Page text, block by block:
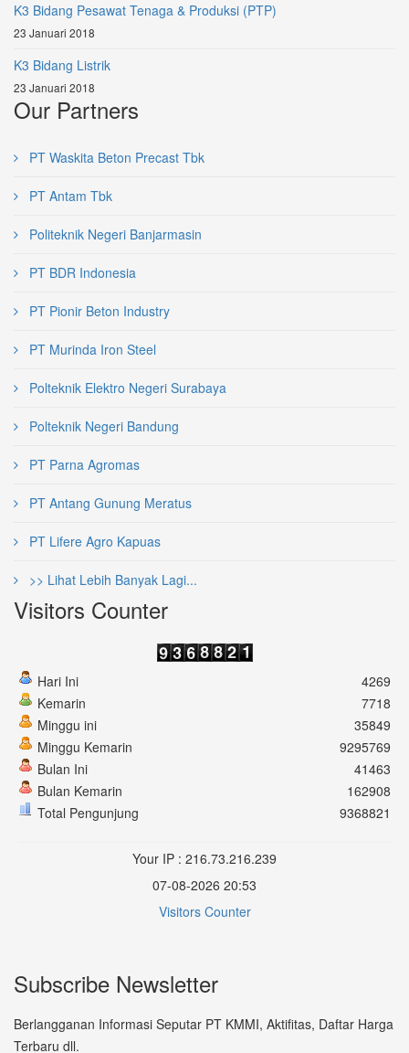
K3 Bidang Pesawat Tenaga & Produksi (PTP)
23 Januari 2018
K3 Bidang Listrik
23 Januari 2018
Our Partners
PT Waskita Beton Precast Tbk
PT Antam Tbk
Politeknik Negeri Banjarmasin
PT BDR Indonesia
PT Pionir Beton Industry
PT Murinda Iron Steel
Polteknik Elektro Negeri Surabaya
Polteknik Negeri Bandung
PT Parna Agromas
PT Antang Gunung Meratus
PT Lifere Agro Kapuas
>> Lihat Lebih Banyak Lagi...
Visitors Counter
Hari Ini
Kemarin
Minggu ini
Minggu Kemarin
Bulan Ini
Bulan Kemarin
Total Pengunjung
4269
7718
35849
9295769
41463
162908
9368821
Your IP : 216.73.216.239
07-08-2026 20:53
Visitors Counter
Subscribe Newsletter
Berlangganan Informasi Seputar PT KMMI, Aktifitas, Daftar Harga
Terbaru dll.